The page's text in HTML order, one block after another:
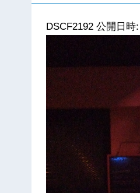
DSCF2192 公開日時: